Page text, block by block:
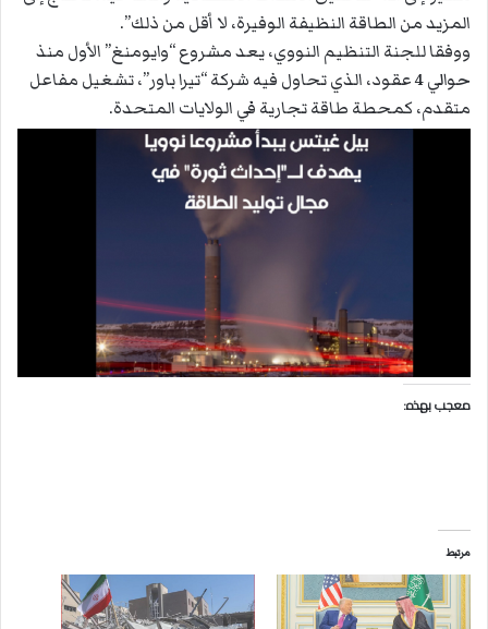
المزيد من الطاقة النظيفة الوفيرة، لا أقل من ذلك”.
ووفقا للجنة التنظيم النووي، يعد مشروع “وايومنغ” الأول منذ
حوالي 4 عقود، الذي تحاول فيه شركة “تيرا باور”، تشغيل مفاعل
متقدم، كمحطة طاقة تجارية في الولايات المتحدة.
معجب بهذه:
مرتبط